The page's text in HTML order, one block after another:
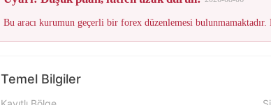
Bu aracı kurumun geçerli bir forex düzenlemesi
Temel Bilgiler